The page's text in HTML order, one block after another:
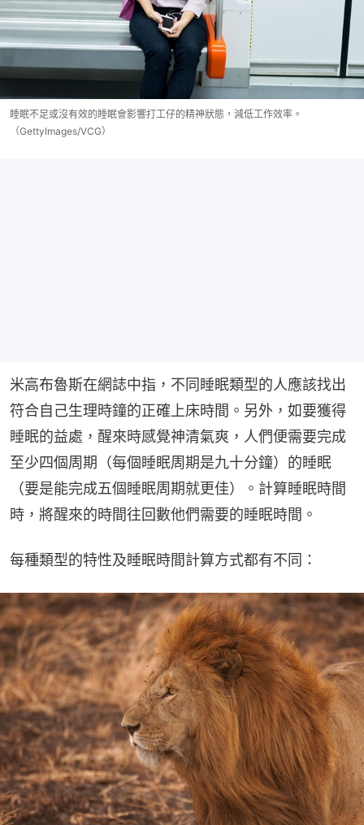
睡眠不足或沒有效的睡眠會影響打工仔的精神狀態，減低工作效率。
（GettyImages/VCG）
米高布魯斯在網誌中指，不同睡眠類型的人應該找出
符合自己生理時鐘的正確上床時間。另外，如要獲得
睡眠的益處，醒來時感覺神清氣爽，人們便需要完成
至少四個周期（每個睡眠周期是九十分鐘）的睡眠
（要是能完成五個睡眠周期就更佳）。計算睡眠時間
時，將醒來的時間往回數他們需要的睡眠時間。
每種類型的特性及睡眠時間計算方式都有不同：